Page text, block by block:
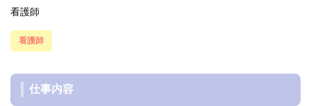
看護師
看護師
仕事内容